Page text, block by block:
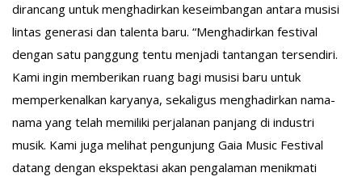
dirancang untuk menghadirkan keseimbangan antara musisi
lintas generasi dan talenta baru. “Menghadirkan festival
dengan satu panggung tentu menjadi tantangan tersendiri.
Kami ingin memberikan ruang bagi musisi baru untuk
memperkenalkan karyanya, sekaligus menghadirkan nama-
nama yang telah memiliki perjalanan panjang di industri
musik. Kami juga melihat pengunjung Gaia Music Festival
datang dengan ekspektasi akan pengalaman menikmati